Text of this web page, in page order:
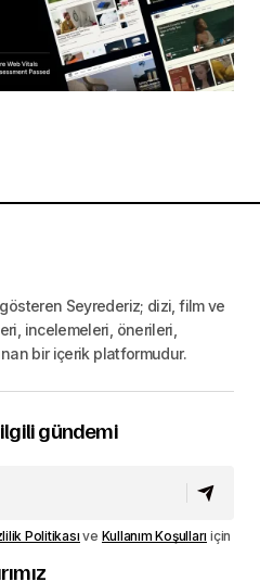
Seyrederiz; dizi, film ve
incelemeleri, önerileri,
bir içerik platformudur.
gündemi
Politikasıve Kullanım Koşulları için